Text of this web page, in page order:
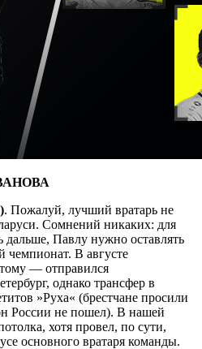
. Пожалуй, лучший вратарь не
Сомнений никаких: для
дальше, Павлу нужно оставлять
чемпионат. В августе
— отправился
однако трансфер в
»Руха« (брестчане просили
России не пошел). В нашей
хотя провел, по сути,
основного вратаря команды.